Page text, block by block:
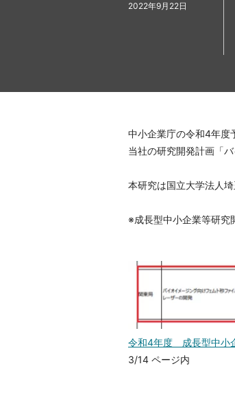
2022年9月22日
中小企業庁の令和4年度
当社の研究開発計画「
本研究は国立大学法人
※成長型中小企業等研究
令和4年度 成長型中小
3/14 ページ内